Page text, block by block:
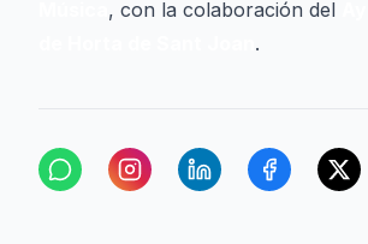
, con la colaboración del
.